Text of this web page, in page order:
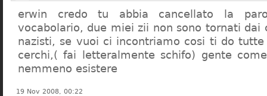
erwin credo tu abbia cancellato la
vocabolario, due miei zii non sono tornati dai
nazisti, se vuoi ci incontriamo cosi ti do tutte
cerchi,( fai letteralmente schifo) gente
nemmeno esistere
19 Nov 2008, 00:22